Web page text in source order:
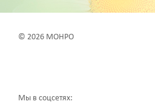
© 2026 МОНРО
Мы в соцсетях: